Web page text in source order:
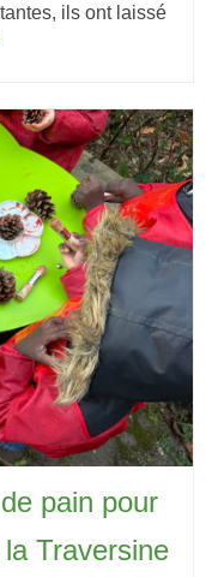
ils ont laissé
pain pour
Traversine